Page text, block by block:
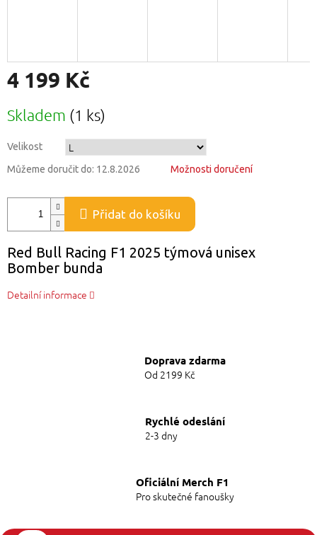
4 199 Kč
cena:
Skladem (1 ks)
Velikost
Můžeme doručit do: 12.8.2026 Možnosti doručení
Přidat do košíku
Red Bull Racing F1 2025 týmová unisex
Bomber bunda
Detailní informace
Doprava zdarma
Od 2199 Kč
Rychlé odeslání
2-3 dny
Oficiální Merch F1
Pro skutečné fanoušky